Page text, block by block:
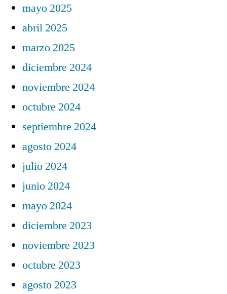
mayo 2025
abril 2025
marzo 2025
diciembre 2024
noviembre 2024
octubre 2024
septiembre 2024
agosto 2024
julio 2024
junio 2024
mayo 2024
diciembre 2023
noviembre 2023
octubre 2023
agosto 2023